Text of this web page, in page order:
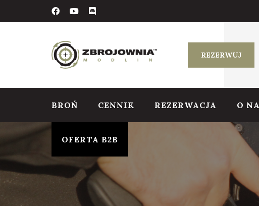
REZERWUJ
BROŃ CENNIK REZERWACJA O
OFERTA B2B